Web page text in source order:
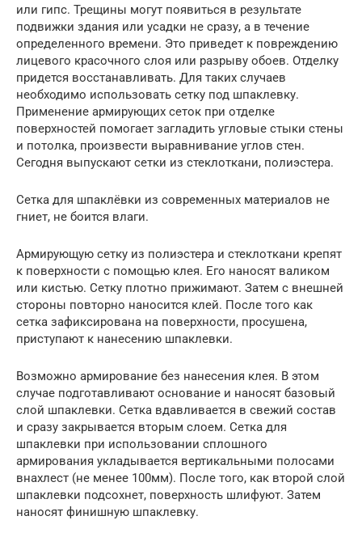
или гипс. Трещины могут появиться в результате
подвижки здания или усадки не сразу, а в течение
определенного времени. Это приведет к повреждению
лицевого красочного слоя или разрыву обоев. Отделку
придется восстанавливать. Для таких случаев
необходимо использовать сетку под шпаклевку.
Применение армирующих сеток при отделке
поверхностей помогает загладить угловые стыки стены
и потолка, произвести выравнивание углов стен.
Сегодня выпускают сетки из стеклоткани, полиэстера.
Сетка для шпаклёвки из современных материалов не
гниет, не боится влаги.
Армирующую сетку из полиэстера и стеклоткани крепят
к поверхности с помощью клея. Его наносят валиком
или кистью. Сетку плотно прижимают. Затем с внешней
стороны повторно наносится клей. После того как
сетка зафиксирована на поверхности, просушена,
приступают к нанесению шпаклевки.
Возможно армирование без нанесения клея. В этом
случае подготавливают основание и наносят базовый
слой шпаклевки. Сетка вдавливается в свежий состав
и сразу закрывается вторым слоем. Сетка для
шпаклевки при использовании сплошного
армирования укладывается вертикальными полосами
внахлест (не менее 100мм). После того, как второй слой
шпаклевки подсохнет, поверхность шлифуют. Затем
наносят финишную шпаклевку.